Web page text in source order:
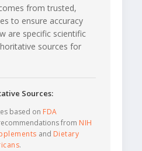
from trusted,
to ensure accuracy
are specific scientific
sources for
Sources:
based on FDA
from NIH
and Dietary
.